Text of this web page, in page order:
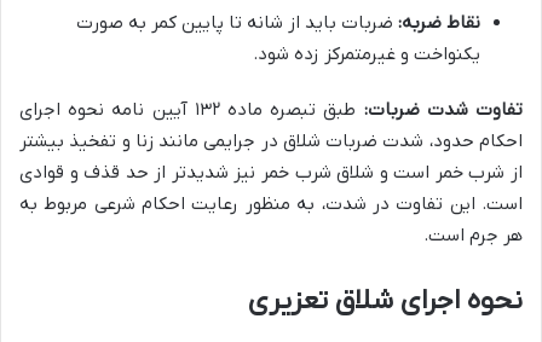
نقاط ضربه: ضربات باید از شانه تا پایین کمر به صورت
یکنواخت و غیرمتمرکز زده شود.
تفاوت شدت ضربات:
طبق تبصره ماده ۱۳۲ آیین نامه نحوه اجرای
احکام حدود، شدت ضربات شلاق در جرایمی مانند زنا و تفخیذ بیشتر
از شرب خمر است و شلاق شرب خمر نیز شدیدتر از حد قذف و قوادی
است. این تفاوت در شدت، به منظور رعایت احکام شرعی مربوط به
هر جرم است.
نحوه اجرای شلاق تعزیری